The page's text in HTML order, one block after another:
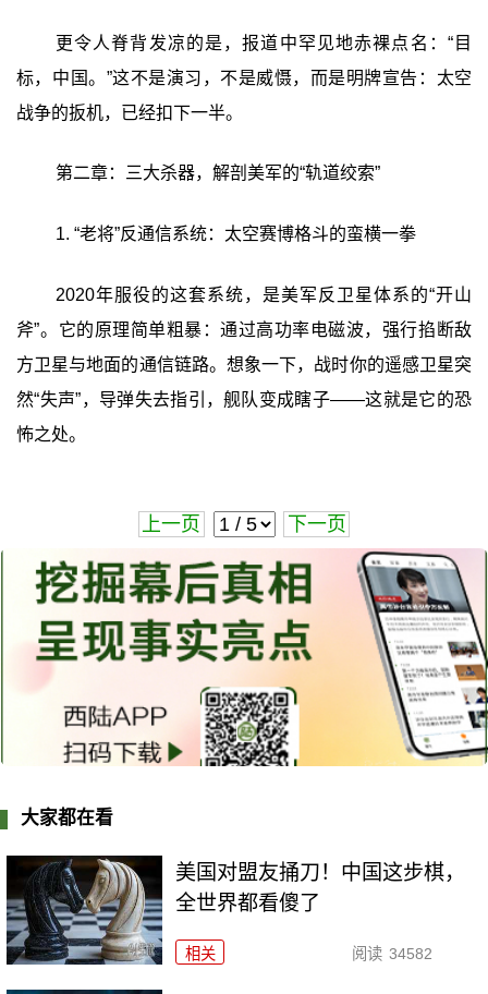
更令人脊背发凉的是，报道中罕见地赤裸点名：“目
标，中国。”这不是演习，不是威慑，而是明牌宣告：太空
战争的扳机，已经扣下一半。
第二章：三大杀器，解剖美军的“轨道绞索”
1. “老将”反通信系统：太空赛博格斗的蛮横一拳
2020年服役的这套系统，是美军反卫星体系的“开山
斧”。它的原理简单粗暴：通过高功率电磁波，强行掐断敌
方卫星与地面的通信链路。想象一下，战时你的遥感卫星突
然“失声”，导弹失去指引，舰队变成瞎子——这就是它的恐
怖之处。
上一页 下一页
大家都在看
美国对盟友捅刀！中国这步棋，
全世界都看傻了
相关 阅读 34582